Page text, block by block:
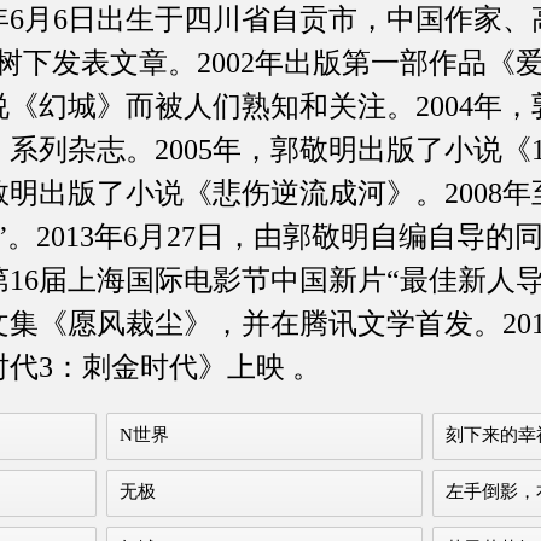
6日出生于四川省自贡市，中国作家、
下发表文章。2002年出版第一部作品《
幻城》而被人们熟知和关注。2004年
列杂志。2005年，郭敬明出版了小说
出版了小说《悲伤逆流成河》。2008年
2013年6月27日，由郭敬明自编自导的
届上海国际电影节中国新片“最佳新人
《愿风裁尘》，并在腾讯文学首发。
3：刺金时代》上映 。
N世界 刻下来的幸
无极 左手倒影